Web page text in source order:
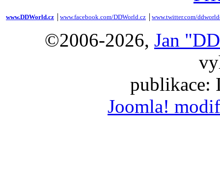
www.DDWorld.cz www.facebook.com/DDWorld.cz www.twitter.com/
©2006-2026, Jan
publikace:
Joomla!